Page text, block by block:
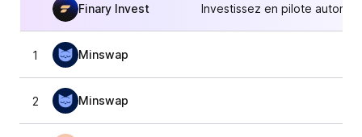
Finary Invest Investissez en pilote
1 Minswap
2 Minswap